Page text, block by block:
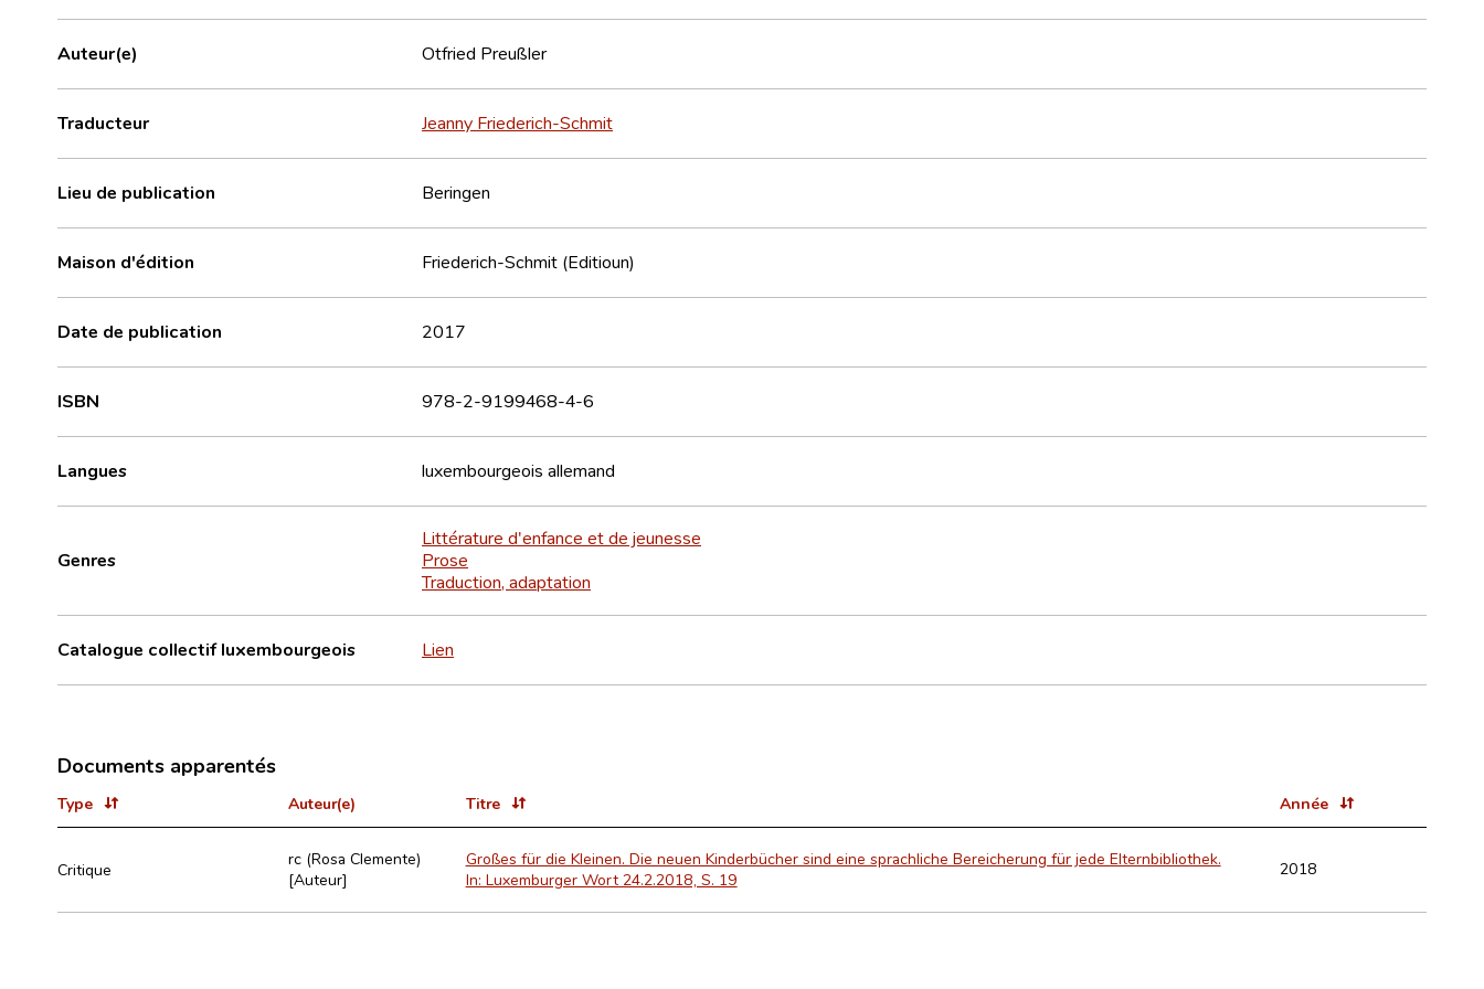
Auteur(e) Otfried Preußler
Traducteur Jeanny Friederich-Schmit
Lieu de publication Beringen
Maison d'édition Friederich-Schmit (Editioun)
Date de publication 2017
ISBN 978-2-9199468-4-6
Langues luxembourgeois allemand
Genres
Littérature d'enfance et de jeunesse
Prose
Traduction, adaptation
Catalogue collectif luxembourgeois Lien
Documents apparentés
Type Auteur(e) Titre Année
Critique
rc (Rosa Clemente)
[Auteur]
Großes für die Kleinen. Die neuen Kinderbücher sind eine sprachliche Bereicherung für jede Elternbibliothek.
In: Luxemburger Wort 24.2.2018, S. 19
2018